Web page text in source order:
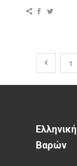
1
Βαρών